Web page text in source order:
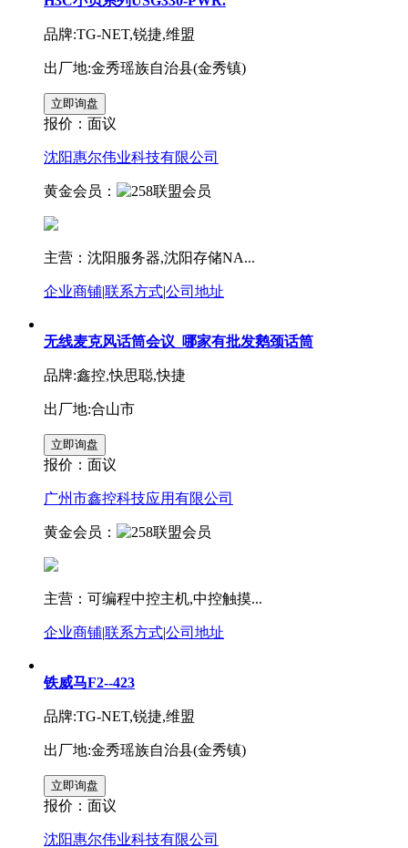
品牌:TG-NET,锐捷,维盟
出厂地:金秀瑶族自治县(金秀镇)
报价： 面议
沈阳惠尔伟业科技有限公司
黄金会员：
主营：沈阳服务器,沈阳存储NA...
企业商铺|联系方式|公司地址
无线麦克风话筒会议_哪家有批发鹅颈话筒
品牌:鑫控,快思聪,快捷
出厂地:合山市
报价： 面议
广州市鑫控科技应用有限公司
黄金会员：
主营：可编程中控主机,中控触摸...
企业商铺|联系方式|公司地址
铁威马F2--423
品牌:TG-NET,锐捷,维盟
出厂地:金秀瑶族自治县(金秀镇)
报价： 面议
沈阳惠尔伟业科技有限公司